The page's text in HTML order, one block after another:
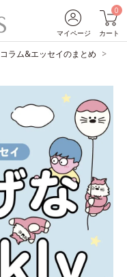
マイページ
0
カート
コラム&エッセイのまとめ